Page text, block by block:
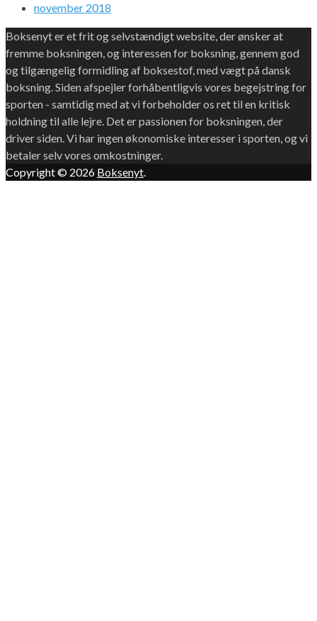
november 2018
Boksenyt er et frit og selvstændigt website, der ønsker at
fremme boksningen, og interessen for boksning, gennem god
og tilgængelig formidling af boksestof, med vægt på dansk
boksning. Siden afspejler forhåbentligvis vores begejstring for
sporten - samtidig med at vi forbeholder os ret til en kritisk
holdning til alle lejre. Det er passionen for boksningen, der
driver siden. Vi har ingen økonomiske interesser i sporten, og vi
betaler selv vores omkostninger.
Copyright © 2026 Boksenyt.